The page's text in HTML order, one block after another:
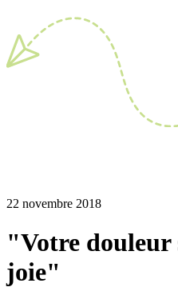
22 novembre 2018
"Votre douleur
joie"